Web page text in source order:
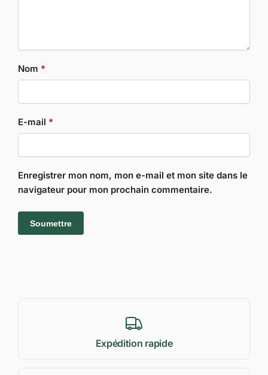
Nom *
E-mail *
Enregistrer mon nom, mon e-mail et mon site dans le
navigateur pour mon prochain commentaire.
Expédition rapide